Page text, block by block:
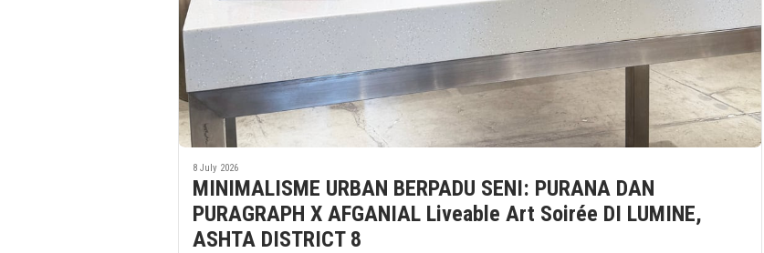
8 July 2026
MINIMALISME URBAN BERPADU SENI: PURANA DAN
PURAGRAPH X AFGANIAL Liveable Art Soirée DI LUMINE,
ASHTA DISTRICT 8